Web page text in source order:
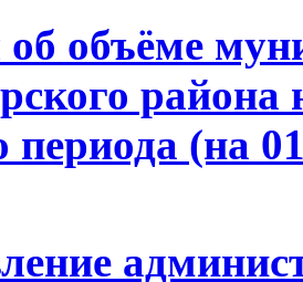
объёме
района
периода (на